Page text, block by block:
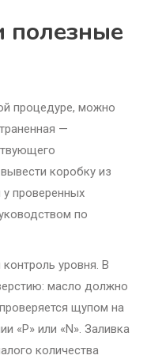
полезные
процедуре, можно
—
коробку из
у проверенных
по
уровня. В
масло должно
щупом на
«P» или «N». Заливка
количества